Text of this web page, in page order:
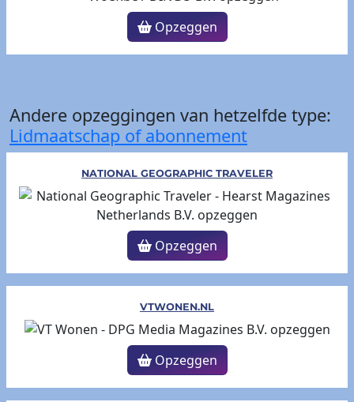
Opzeggen
Andere opzeggingen van hetzelfde type:
Lidmaatschap of abonnement
NATIONAL GEOGRAPHIC TRAVELER
Opzeggen
VTWONEN.NL
Opzeggen